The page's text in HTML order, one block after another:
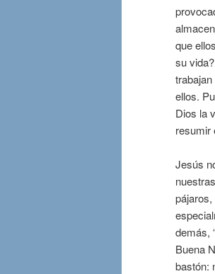
que
su
ellos.
Dios la
resumir
Jesús
demás,
Buena
bastón: